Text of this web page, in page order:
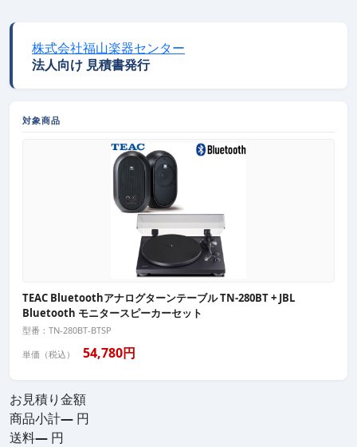
株式会社福山楽器センター
法人向け 見積書発行
対象商品
TEAC Bluetoothアナログターンテーブル TN-280BT + JBL
Bluetooth モニタースピーカーセット
型番：TN-280BT-BTSP
単価（税込）
54,780円
お見積り金額
商品小計— 円
送料— 円